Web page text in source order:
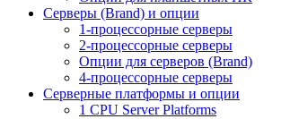
Серверы (Brand) и опции
1-процессорные серверы
2-процессорные серверы
Опции для серверов (Brand)
4-процессорные серверы
Серверные платформы и опции
1 CPU Server Platforms